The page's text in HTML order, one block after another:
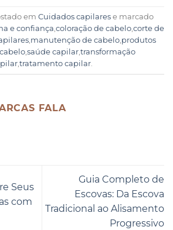
em Cuidados capilares e marcado
e confiança coloração de cabelo corte de
manutenção de cabelo produtos
saúde capilar transformação
, tratamento capilar.
FALA
Seus
com
Guia Completo de
Escovas: Da Escova
Tradicional ao Alisamento
Progressivo